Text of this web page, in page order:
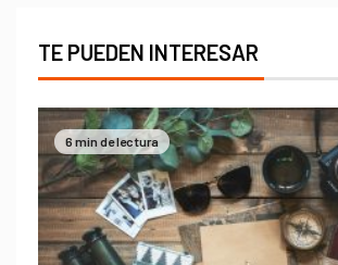
TE PUEDEN INTERESAR
6 min de lectura